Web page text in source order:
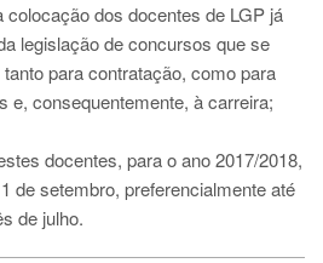
colocação dos docentes de LGP já
legislação de concursos que se
para contratação, como para
e, consequentemente, à carreira;
docentes, para o ano 2017/2018,
de setembro, preferencialmente até
de julho.